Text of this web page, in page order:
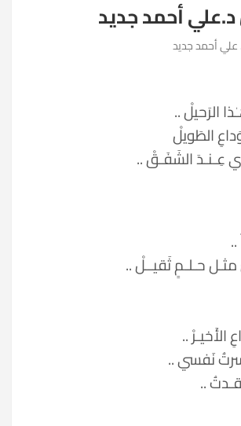
د.علي أحمد جديد
علي أحمد جديد
الرَحيلْ ..
الطَويلْ
عِـنـدَ الشَفَـقْ ..
حـلـمٍ ثَقيــلْ ..
الأَخيـرْ ..
نَفسي ..
..